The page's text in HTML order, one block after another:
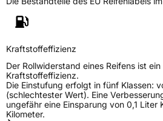
Schlauchtyp
ZustandNeureifen
M+SJa
VerstärktXL
Kraftstoffeffizienz
Der Rollwiderstand eines Reifens ist
Kraftstoffeffizienz.
Die Einstufung erfolgt in fünf Klassen:
(schlechtester Wert). Eine
ungefähr eine Einsparung von 0,1 Liter
Kilometer.